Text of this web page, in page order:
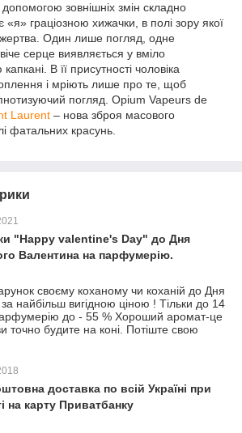
зовнішніх змін складно
граціозною хижачки, в полі зору якої
Один лише погляд, одне
серце виявляється у вміло
В її присутності чоловіка
і мріють лише про те, щоб
погляд. Opium Vapeurs de
Laurent – нова зброя масового
фатальних красунь.
"Happy valentine's Day" до Дня
Валентина на парфумерію.
своєму коханому чи коханій до Дня
найбільш вигідною ціною ! Тільки до 14
до - 55 % Хороший аромат-це
точно будите на коні. Потіште свою
доставка по всій Україні при
на карту Приватбанку